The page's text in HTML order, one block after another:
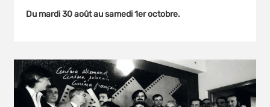
Du mardi 30 août au samedi 1er octobre.